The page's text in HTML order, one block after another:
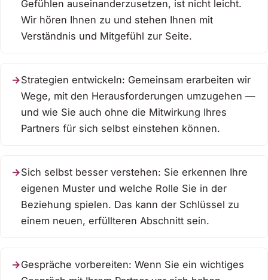
Gefühlen auseinanderzusetzen, ist nicht leicht.
Wir hören Ihnen zu und stehen Ihnen mit
Verständnis und Mitgefühl zur Seite.
Strategien entwickeln: Gemeinsam erarbeiten wir
Wege, mit den Herausforderungen umzugehen —
und wie Sie auch ohne die Mitwirkung Ihres
Partners für sich selbst einstehen können.
Sich selbst besser verstehen: Sie erkennen Ihre
eigenen Muster und welche Rolle Sie in der
Beziehung spielen. Das kann der Schlüssel zu
einem neuen, erfüllteren Abschnitt sein.
Gespräche vorbereiten: Wenn Sie ein wichtiges